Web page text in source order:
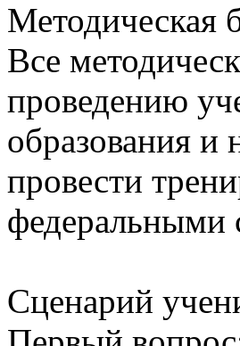
Методическая
Все
проведению
образования и
провести
федеральными
Сценарий